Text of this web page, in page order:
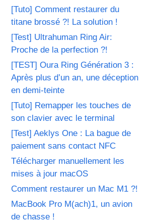
[Tuto] Comment restaurer du
titane brossé ?! La solution !
[Test] Ultrahuman Ring Air:
Proche de la perfection ?!
[TEST] Oura Ring Génération 3 :
Après plus d’un an, une déception
en demi-teinte
[Tuto] Remapper les touches de
son clavier avec le terminal
[Test] Aeklys One : La bague de
paiement sans contact NFC
Télécharger manuellement les
mises à jour macOS
Comment restaurer un Mac M1 ?!
MacBook Pro M(ach)1, un avion
de chasse !